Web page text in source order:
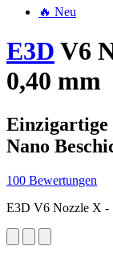
🔥 Neu
E3D V6
0,40 mm
Einzigartige
Nano
100 Bewertungen
E3D V6 Nozzle X -